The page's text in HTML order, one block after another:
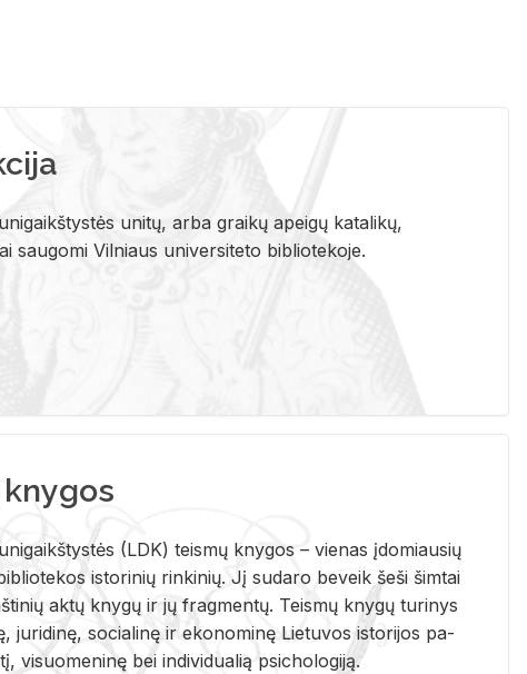
unitų, arba graikų apeigų katalikų,
saugomi Vilniaus universiteto bibliotekoje.
(LDK) teis­mų kny­gos – vie­nas įdo­miau­sių
is­to­ri­nių rin­ki­nių. Jį su­da­ro be­veik šeši šim­tai
aktų kny­gų ir jų frag­men­tų. Teis­mų kny­gų tu­ri­nys
ju­ri­di­nę, so­cia­li­nę ir eko­no­mi­nę Lie­tu­vos is­to­ri­jos pa­
vi­suo­me­ni­nę bei in­di­vi­dua­lią psi­cho­lo­gi­ją.